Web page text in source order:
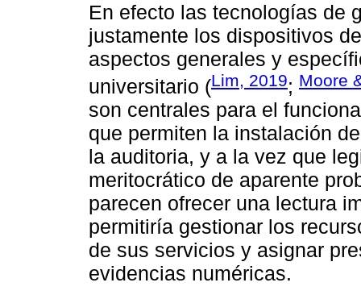
En efecto las tecnologías de
justamente los dispositivos
aspectos generales y
universitario (Lim, 2019; Moore
son centrales para el
que permiten la instalación
la auditoria, y a la vez que
meritocrático de aparente
parecen ofrecer una lectura
permitiría gestionar los
de sus servicios y asignar
evidencias numéricas.